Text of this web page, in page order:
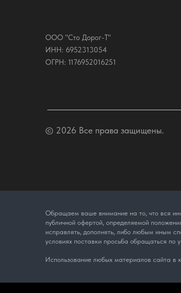
ООО "Сто Дорог-Т"
ИНН: 6952313054
ОГРН: 1176952016251
© 2026 Все права защищены.
Обращаем ваше внимание на то, что вся
публичной офертой, определяемой
исправлять, дополнять, либо любым иным
условиях поставки просьба обращаться по
Использование любых материалов сайта в